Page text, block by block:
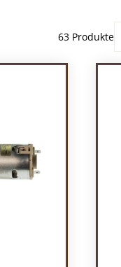
63 Produkte